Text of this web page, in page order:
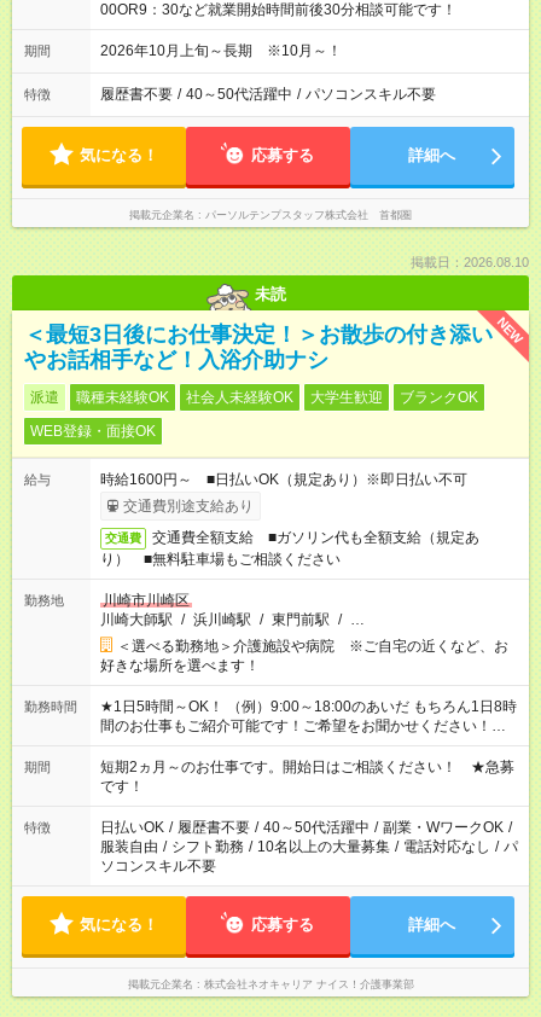
00OR9：30など就業開始時間前後30分相談可能です！
期間 2026年10月上旬～長期 ※10月～！
特徴 履歴書不要 / 40～50代活躍中 / パソコンスキル不要
気になる！ 応募する 詳細へ
掲載元企業名 パーソルテンプスタッフ株式会社 首都圏
掲載日：2026.08.10
未読
NEW
＜最短3日後にお仕事決定！＞お散歩の付き添い
やお話相手など！入浴介助ナシ
派遣 職種未経験OK 社会人未経験OK 大学生歓迎
ブランクOK
WEB登録・面接OK
給与
時給1600円～ ■日払いOK（規定あり）※即日払い不可
交通費別途支給あり
交通費
交通費全額支給 ■ガソリン代も全額支給（規定あ
り） ■無料駐車場もご相談ください
勤務地
川崎市川崎区
川崎大師駅 / 浜川崎駅 / 東門前駅 / …
＜選べる勤務地＞介護施設や病院 ※ご自宅の近くなど、お
好きな場所を選べます！
勤務時間
★1日5時間～OK！ （例）9:00～18:00のあいだ もちろん1日8時
間のお仕事もご紹介可能です！ご希望をお聞かせください！★家
庭の都合でお休みが必要な場合も遠慮なくご相談ください。 ※
週最低15時間以上の勤務が必要です
期間
短期2ヵ月～のお仕事です。開始日はご相談ください！ ★急募
です！
特徴 日払いOK / 履歴書不要 / 40～50代活躍中 / 副業・WワークOK /
服装自由 / シフト勤務 / 10名以上の大量募集 / 電話対応なし / パ
ソコンスキル不要
気になる！ 応募する 詳細へ
掲載元企業名 株式会社ネオキャリア ナイス！介護事業部